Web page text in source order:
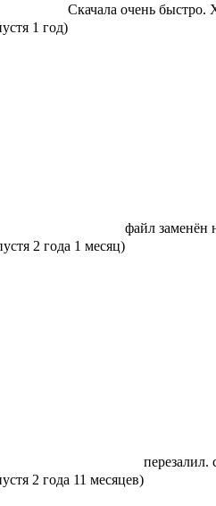
1 год)
Скачала очень быстро.
2 года 1 месяц)
файл заменён
2 года 11 месяцев)
перезалил.